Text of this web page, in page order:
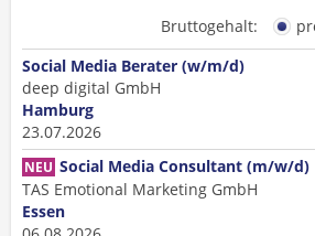
Bruttogehalt:
Social Media Berater (w/m/d)
deep digital GmbH
Hamburg
23.07.2026
NEU Social Media Consultant (m/w/d)
TAS Emotional Marketing GmbH
Essen